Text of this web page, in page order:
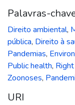
Palavras-
Direito ambiental,
pública, Direito à
Pandemias,
Public health,
Zoonoses,
URI